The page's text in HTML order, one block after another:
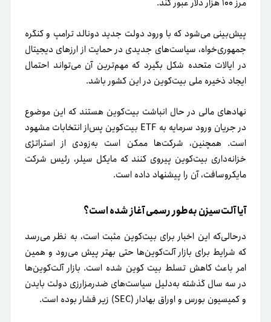
مرز ۱۰۰ هزار دلار عبور کند.
پیش‌بینی می‌شود که با ورود دولت جدید دونالد ترامپ و کنگره
جمهوری‌خواه، سیاست‌های جدیدی در حمایت از ارزهای دیجیتال
در ایالات متحده شکل بگیرد که مهم‌ترین آن می‌تواند احتمال
ایجاد ذخیره ملی بیت‌کوین در این کشور باشد.
نهادهای مالی در حال انباشت بیت‌کوین هستند که این موضوع
در جریان ورود سرمایه به ETF بیت‌کوین پس‌از انتخابات مشهود
است. همچنین، شرکت‌ها ممکن است به‌زودی از استراتژی
خزانه‌داری بیت‌کوین پیروی کنند که مایکل سیلر، رئیس شرکت
مایکروسافت، آن را پیشنهاد داده است.
آیا آلت‌سیزن به‌طور رسمی آغاز شده است؟
در‌حالی‌که این اخبار برای بیت‌کوین مثبت است، به نظر می‌رسد
که شرایط برای بازار آلت‌کوین‌ها حتی بهتر پیش می‌رود و همین
امر باعث کاهش تسلط بیت کوین شده است. بازار آلت‌کوین‌ها
در سه سال گذشته به‌دلیل سیاست‌های ضد‌رمزارزی دولت بایدن
و کمیسیون بورس و اوراق بهادار (SEC) زیر فشار بوده است.